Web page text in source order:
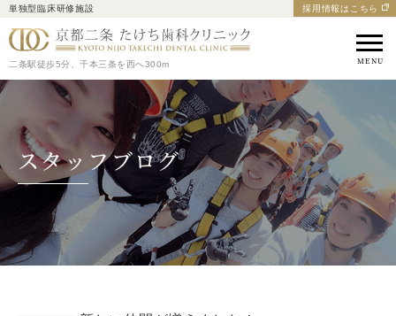
単独型臨床研修施設 採用情報はこちら
京都市中京区の歯医者
二条駅徒歩5分、千本三条を西へ300m
スタッフブログ